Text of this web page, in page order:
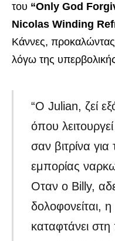
του “Only God
Nicolas Winding
Κάννες, προκαλώντας
λόγω της
“O Julian, ζεί
όπου
σαν βιτρίνα για
εμπορίας
Οταν ο Billy,
δολοφονείται,
καταφτάνει